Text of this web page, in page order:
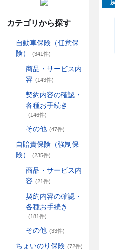
カテゴリから探す
自動車保険（任意保
険）
(341件)
商品・サービス内
容 (143件)
契約内容の確認・
各種お手続き
(146件)
その他 (47件)
自賠責保険（強制保
険）
(235件)
商品・サービス内
容 (21件)
契約内容の確認・
各種お手続き
(181件)
その他 (33件)
ちょいのり保険 (72件)